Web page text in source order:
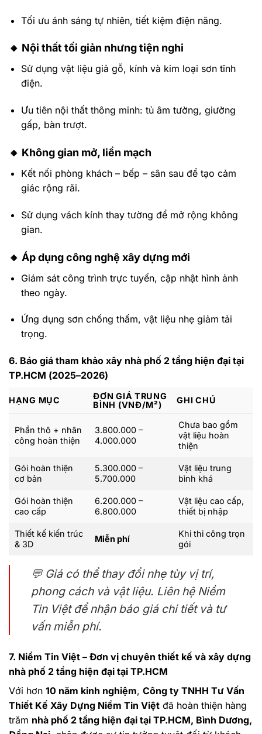
Tối ưu ánh sáng tự nhiên, tiết kiệm điện năng.
🔸 Nội thất tối giản nhưng tiện nghi
Sử dụng vật liệu giả gỗ, kính và kim loại sơn tĩnh
điện.
Ưu tiên nội thất thông minh: tủ âm tường, giường
gấp, bàn trượt.
🔸 Không gian mở, liền mạch
Kết nối phòng khách – bếp – sân sau để tạo cảm
giác rộng rãi.
Sử dụng vách kính thay tường để mở rộng không
gian.
🔸 Áp dụng công nghệ xây dựng mới
Giám sát công trình trực tuyến, cập nhật hình ảnh
theo ngày.
Ứng dụng sơn chống thấm, vật liệu nhẹ giảm tải
trọng.
6. Báo giá tham khảo xây nhà phố 2 tầng hiện đại tại
TP.HCM (2025–2026)
HẠNG MỤC
ĐƠN GIÁ TRUNG
BÌNH (VNĐ/M²)
GHI CHÚ
Phần thô + nhân
công hoàn thiện
3.800.000 –
4.000.000
Chưa bao gồm
vật liệu hoàn
thiện
Gói hoàn thiện
cơ bản
5.300.000 –
5.700.000
Vật liệu trung
bình khá
Gói hoàn thiện
cao cấp
6.200.000 –
6.800.000
Vật liệu cao cấp,
thiết bị nhập
Thiết kế kiến trúc
& 3D
Miễn phí
Khi thi công trọn
gói
💬 Giá có thể thay đổi nhẹ tùy vị trí,
phong cách và vật liệu. Liên hệ Niềm
Tin Việt để nhận báo giá chi tiết và tư
vấn miễn phí.
7. Niềm Tin Việt – Đơn vị chuyên thiết kế và xây dựng
nhà phố 2 tầng hiện đại tại TP.HCM
Với hơn 10 năm kinh nghiệm, Công ty TNHH Tư Vấn
Thiết Kế Xây Dựng Niềm Tin Việt đã hoàn thiện hàng
trăm nhà phố 2 tầng hiện đại tại TP.HCM, Bình Dương,